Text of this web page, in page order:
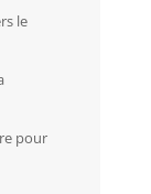
le
pour